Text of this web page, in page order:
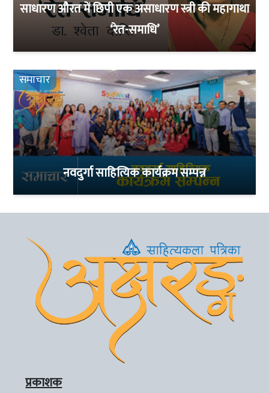
साधारण औरत में छिपी एक असाधारण स्त्री की महागाथा
‘रेत-समाधि’
समाचार
नवदुर्गा साहित्यिक कार्यक्रम सम्पन्न
प्रकाशक